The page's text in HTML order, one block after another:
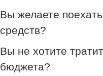
Вы желаете
средств?
Вы не хотите
бюджета?